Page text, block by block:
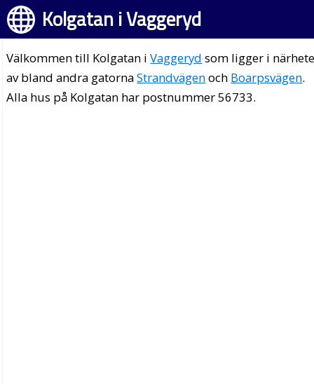
Kolgatan i Vaggeryd
Välkommen till Kolgatan iVaggeryd som ligger i
av bland andra gatornaStrandvägenoch Boarpsvägen.
Alla hus på Kolgatan har postnummer 56733.